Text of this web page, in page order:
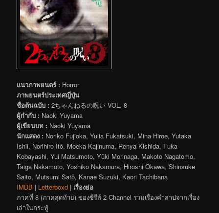
แนวภาพยนตร์ : Horror
ภาพยนตร์ประเทศญี่ปุ่น
ชื่อต้นฉบับ : 2ちゃんねるの呪い VOL. 8
ผู้กำกับ : Naoki Yuyama
ผู้เขียนบท : Naoki Yuyama
นักแสดง : Noriko Fujioka, Yulia Fukatsuki, Mina Hiroe, Yutaka
Ishii, Norihiro Itô, Moeka Kajinuma, Renya Kishida, Fuka
Kobayashi, Yui Matsumoto, Yûki Morinaga, Makoto Nagatomo,
Taiga Nakamoto, Yoshiko Nakamura, Hiroshi Okawa, Shinsuke
Saito, Mutsumi Satô, Kanae Suzuki, Kaori Tachibana
IMDB | Letterboxd | เรื่องย่อ
ภาคที่ 8 (ภาคสุดท้าย) ของซีรีส์ 2 Channel รวมเรื่องคำสาปจากเรื่อง
เล่าในกระทู้